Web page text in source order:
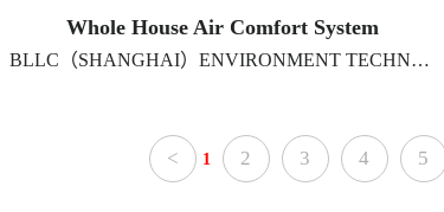
Whole House Air Comfort System
BLLC（SHANGHAI）ENVIRONMENT TECHNOLOGY CO.,lTD.
< 1 2 3 4 5